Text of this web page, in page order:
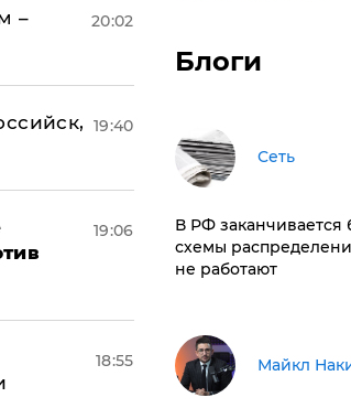
–
20:02
19:40
19:06
18:55
Блоги
Сеть
​В РФ заканчивается
схемы
не работают
Майкл